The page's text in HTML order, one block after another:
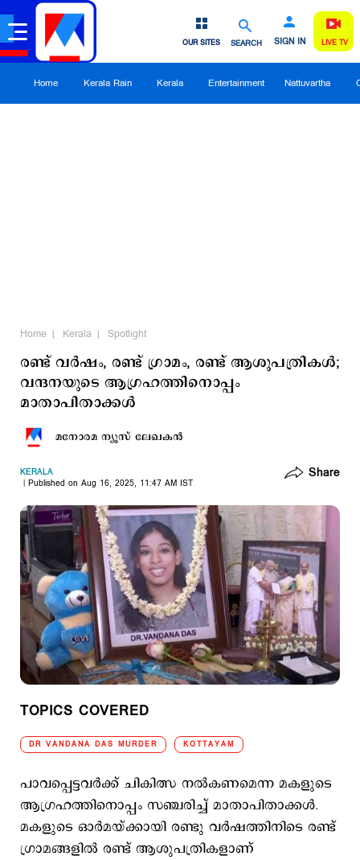
SEARCH SIGN IN
OUR SITES LIVE TV
Home Kerala Rain Kerala Entertainment Nattuvartha
Home Kerala Spotlight
രണ്ട് വര്‍ഷം, രണ്ട് ഗ്രാമം, രണ്ട് ആശുപത്രികള്‍;
വന്ദനയുടെ ആഗ്രഹത്തിനൊപ്പം
മാതാപിതാക്കള്‍
മനോരമ ന്യൂസ് ലേഖകന്‍
KERALA
Published on Aug 16, 2025, 11:47 AM IST
Share
TOPICS COVERED
DR VANDANA DAS MURDER KOTTAYAM
പാവപ്പെട്ടവർക്ക് ചികിത്സ നൽകണമെന്ന മകളുടെ
ആഗ്രഹത്തിനൊപ്പം സഞ്ചരിച്ച് മാതാപിതാക്കൾ.
മകളുടെ ഓർമയ്ക്കായി രണ്ടു വർഷത്തിനിടെ രണ്ട്
ഗ്രാമങ്ങളിൽ രണ്ട് ആശുപത്രികളാണ്